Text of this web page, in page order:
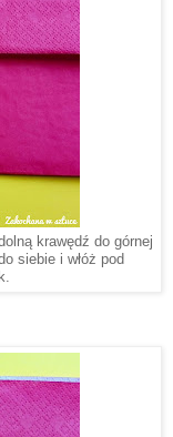
krawędź do górnej
siebie i włóż pod